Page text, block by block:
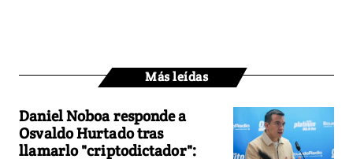
Más leídas
Daniel Noboa responde a
Osvaldo Hurtado tras
llamarlo "criptodictador":